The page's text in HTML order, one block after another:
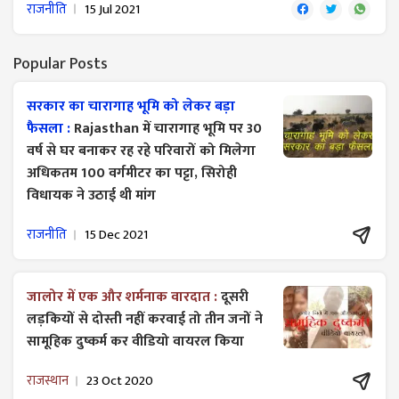
राजनीति 15 Jul 2021
Popular Posts
सरकार का चारागाह भूमि को लेकर बड़ा
फैसला :Rajasthan में चारागाह भूमि पर 30
वर्ष से घर बनाकर रह रहे परिवारों को मिलेगा
अधिकतम 100 वर्गमीटर का पट्टा, सिरोही
विधायक ने उठाई थी मांग
राजनीति 15 Dec 2021
जालोर में एक और शर्मनाक वारदात :दूसरी
लड़कियों से दोस्ती नहीं करवाई तो तीन जनों ने
सामूहिक दुष्कर्म कर वीडियो वायरल किया
राजस्थान 23 Oct 2020